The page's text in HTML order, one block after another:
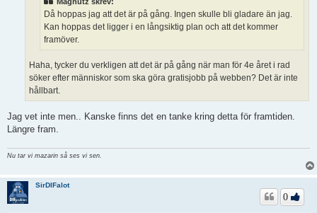
Då hoppas jag att det är på gång. Ingen skulle bli gladare än jag.
Kan hoppas det ligger i en långsiktig plan och att det kommer
framöver.
Haha, tycker du verkligen att det är på gång när man för 4e året i rad
söker efter människor som ska göra gratisjobb på webben? Det är inte
hållbart.
Jag vet inte men.. Kanske finns det en tanke kring detta för framtiden.
Längre fram.
Nu tar vi mazarin så ses vi sen.
SirDIFalot
0